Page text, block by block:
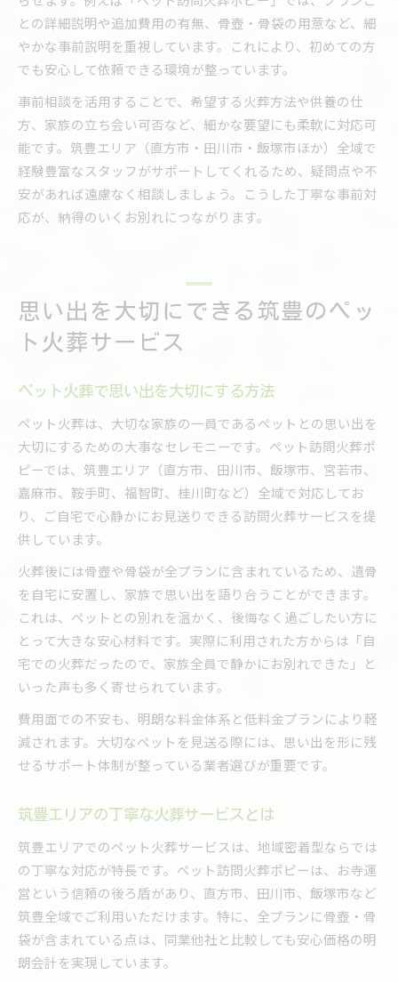
との詳細説明や追加費用の有無、骨壺・骨袋の用意など、細
やかな事前説明を重視しています。これにより、初めての方
でも安心して依頼できる環境が整っています。
事前相談を活用することで、希望する火葬方法や供養の仕
方、家族の立ち会い可否など、細かな要望にも柔軟に対応可
能です。筑豊エリア（直方市・田川市・飯塚市ほか）全域で
経験豊富なスタッフがサポートしてくれるため、疑問点や不
安があれば遠慮なく相談しましょう。こうした丁寧な事前対
応が、納得のいくお別れにつながります。
思い出を大切にできる筑豊のペッ
ト火葬サービス
ペット火葬で思い出を大切にする方法
ペット火葬は、大切な家族の一員であるペットとの思い出を
大切にするための大事なセレモニーです。ペット訪問火葬ポ
ピーでは、筑豊エリア（直方市、田川市、飯塚市、宮若市、
嘉麻市、鞍手町、福智町、桂川町など）全域で対応してお
り、ご自宅で心静かにお見送りできる訪問火葬サービスを提
供しています。
火葬後には骨壺や骨袋が全プランに含まれているため、遺骨
を自宅に安置し、家族で思い出を語り合うことができます。
これは、ペットとの別れを温かく、後悔なく過ごしたい方に
とって大きな安心材料です。実際に利用された方からは「自
宅での火葬だったので、家族全員で静かにお別れできた」と
いった声も多く寄せられています。
費用面での不安も、明朗な料金体系と低料金プランにより軽
減されます。大切なペットを見送る際には、思い出を形に残
せるサポート体制が整っている業者選びが重要です。
筑豊エリアの丁寧な火葬サービスとは
筑豊エリアでのペット火葬サービスは、地域密着型ならでは
の丁寧な対応が特長です。ペット訪問火葬ポピーは、お寺運
営という信頼の後ろ盾があり、直方市、田川市、飯塚市など
筑豊全域でご利用いただけます。特に、全プランに骨壺・骨
袋が含まれている点は、同業他社と比較しても安心価格の明
朗会計を実現しています。